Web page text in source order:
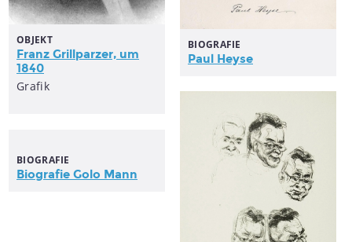
OBJEKT
Franz Grillparzer, um
1840
Grafik
BIOGRAFIE
Paul Heyse
BIOGRAFIE
Biografie Golo Mann